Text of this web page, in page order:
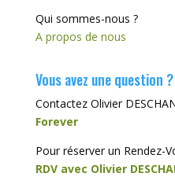
Qui sommes-nous ?
A propos de nous
Vous avez une question ?
Contactez Olivier
Forever
Pour réserver un Rendez-
RDV avec Olivier